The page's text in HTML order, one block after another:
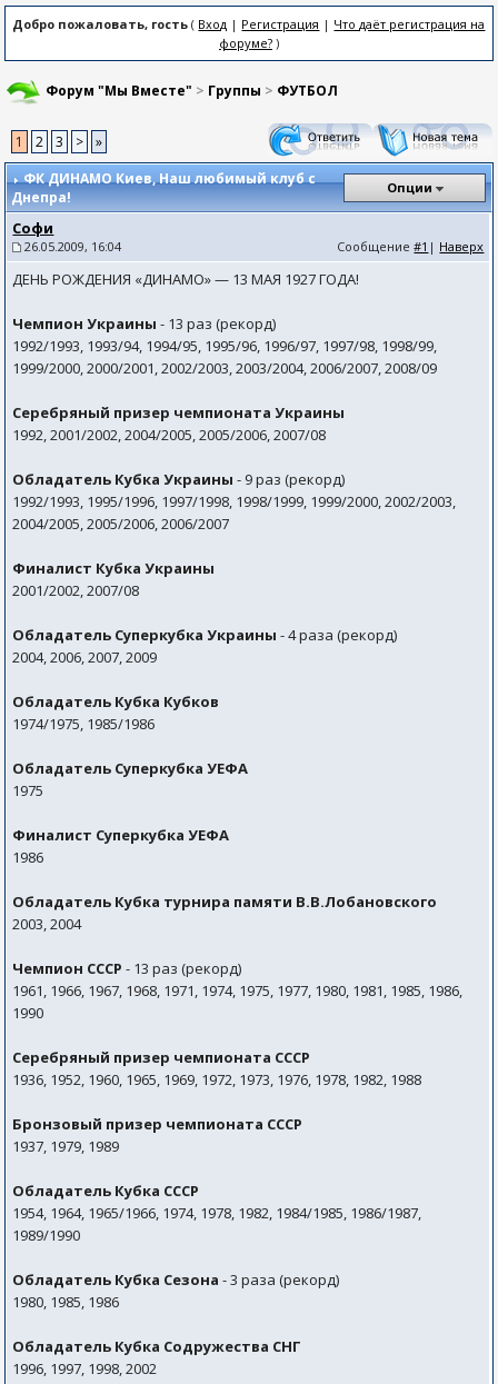
Добро пожаловать, гость ( Вход | Регистрация | Что даёт регистрация на
форуме?)
Форум "Мы Вместе" > Группы > ФУТБОЛ
1 2 3 >
»
ФК ДИНАМО Киев, Наш любимый клуб с
Днепра!
Опции
Софи
26.05.2009, 16:04 Сообщение#1 | Наверх
ДЕНЬ РОЖДЕНИЯ «ДИНАМО» — 13 МАЯ 1927 ГОДА!
Чемпион Украины- 13 раз (рекорд)
1992/1993, 1993/94, 1994/95, 1995/96, 1996/97, 1997/98, 1998/99,
1999/2000, 2000/2001, 2002/2003, 2003/2004, 2006/2007, 2008/09
Серебряный призер чемпионата Украины
1992, 2001/2002, 2004/2005, 2005/2006, 2007/08
Обладатель Кубка Украины - 9 раз (рекорд)
1992/1993, 1995/1996, 1997/1998, 1998/1999, 1999/2000, 2002/2003,
2004/2005, 2005/2006, 2006/2007
Финалист Кубка Украины
2001/2002, 2007/08
Обладатель Суперкубка Украины - 4 раза (рекорд)
2004, 2006, 2007, 2009
Обладатель Кубка Кубков
1974/1975, 1985/1986
Обладатель Суперкубка УЕФА
1975
Финалист Суперкубка УЕФА
1986
Обладатель Кубка турнира памяти В.В.Лобановского
2003, 2004
Чемпион СССР- 13 раз (рекорд)
1961, 1966, 1967, 1968, 1971, 1974, 1975, 1977, 1980, 1981, 1985, 1986,
1990
Серебряный призер чемпионата СССР
1936, 1952, 1960, 1965, 1969, 1972, 1973, 1976, 1978, 1982, 1988
Бронзовый призер чемпионата СССР
1937, 1979, 1989
Обладатель Кубка СССР
1954, 1964, 1965/1966, 1974, 1978, 1982, 1984/1985, 1986/1987,
1989/1990
Обладатель Кубка Сезона- 3 раза (рекорд)
1980, 1985, 1986
Обладатель Кубка Содружества СНГ
1996, 1997, 1998, 2002